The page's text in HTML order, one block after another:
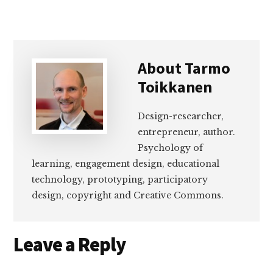
AboutTarmo
Toikkanen
Design-researcher,
entrepreneur, author.
Psychology of
learning, engagement design, educational
technology, prototyping, participatory
design, copyright and Creative Commons.
Reader
Leave a Reply